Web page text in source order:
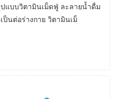
แบบวิตามินเม็ดฟู่ ละลายน้ำดื่ม
นต่อร่างกาย วิตามินเม็